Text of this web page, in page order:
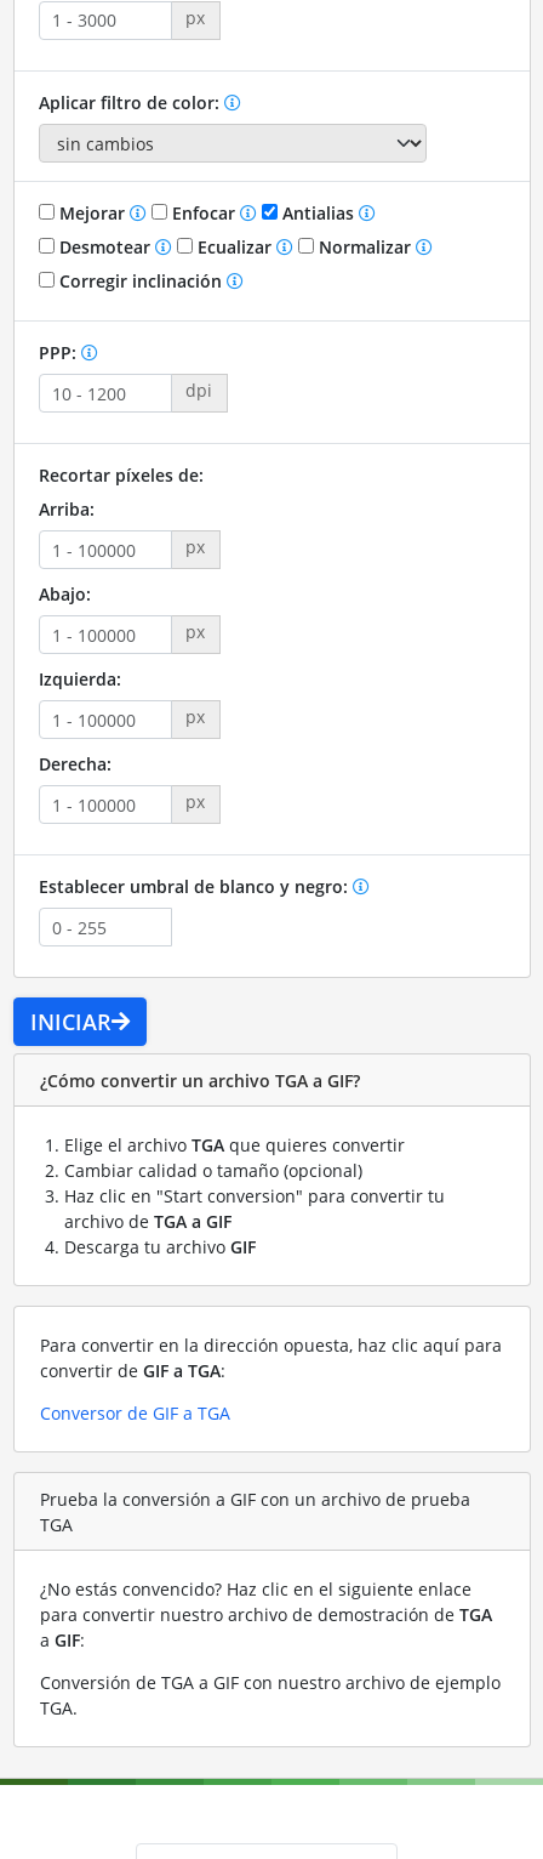
px
Aplicar filtro de color:
Mejorar Enfocar
Antialias
Desmotear
Ecualizar
Normalizar
Corregir inclinación
PPP:
dpi
Recortar píxeles de:
Arriba:
px
Abajo:
px
Izquierda:
px
Derecha:
px
Establecer umbral de blanco y negro:
INICIAR
¿Cómo convertir un archivo TGA a GIF?
Elige el archivo TGAque quieres convertir
Cambiar calidad o tamaño (opcional)
Haz clic en "Start conversion" para convertir tu
archivo de TGA a GIF
Descarga tu archivo GIF
Para convertir en la dirección opuesta, haz clic aquí para
convertir de GIF a TGA:
Conversor de GIF a TGA
Prueba la conversión a GIF con un archivo de prueba
TGA
¿No estás convencido? Haz clic en el siguiente enlace
para convertir nuestro archivo de demostración de TGA
a GIF:
Conversión de TGA a GIF con nuestro archivo de ejemplo
TGA.